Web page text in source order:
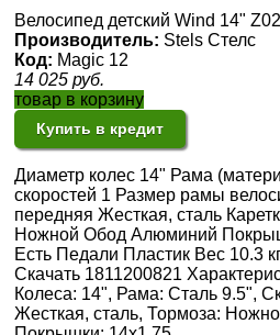
Велосипед детский Wind 14"
Производитель: Stels Стелс
Код: Magic 12
14 025 руб.
товар в корзину
Купить в кредит
Диаметр колес 14" Рама
скоростей 1 Размер рамы
передняя Жесткая, сталь
Ножной Обод Алюминий
Есть Педали Пластик Вес 10.3
Скачать 1811200821
Колеса: 14", Рама: Сталь 9.5",
Жесткая, сталь, Тормоза: